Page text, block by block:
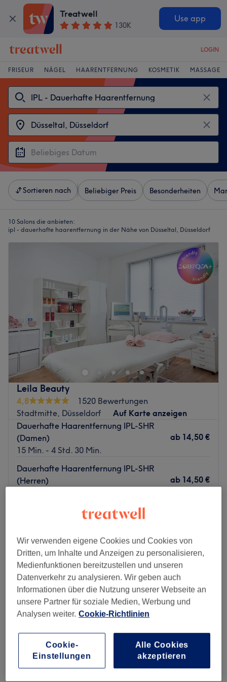
Treatwell
130K
Use app
LOGIN
FRISEUR NÄGEL HAARENTFERNUNG KOSMETIK MASSAGE
Sortieren nach Beliebiger Preis Besonderheiten
10 Salons die anbieten:
ipl - dauerhafte haarentfernung in der Nähe von Düsseltal, Düsseldorf
Leila Beauty
4,8
1520 Bewertungen
Stadtmitte, Düsseldorf
Auf Karte anzeigen
Dauerhafte Haarentfernung IPL-SHR
(Damen)
15 Min. - 4 Std. 30 Min.
ab 14,50 €
Dauerhafte Haarentfernung IPL-SHR
(Herren)
ab 14,50 €
Dienstag
07:00– 22:00
Mittwoch
07:00–22:00
Donnerstag
07:00–22:00
Freitag
07:00–22:00
Samstag
07:00–22:00
Sonntag
Geschlossen
Dauerhafte Haarfreiheit und optimale Hautpflege bietet
man dir im Schönheitssalon Leila Beauty in der Oststraße
in Düsseldorf Stadtmitte.Komm doch einfach selbst vorbei
und gönne dir deine verdiente Auszeit für Körper und
Gemüt – den passenden Termin fix und bequem online
Wir verwenden eigene Cookies und Cookies von
Dritten, um Inhalte und Anzeigen zu personalisieren,
Medienfunktionen bereitzustellen und unseren
Datenverkehr zu analysieren. Wir geben auch
Informationen über die Nutzung unserer Webseite an
unsere Partner für soziale Medien, Werbung und
Analysen weiter. Cookie-Richtlinien
Cookie-
Einstellungen
Alle Cookies
akzeptieren